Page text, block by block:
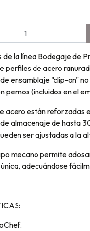
de la línea Bodegaje de
perfiles de acero
ensamblaje "clip-on"
pernos (incluidos en el
acero están reforzadas
almacenaje de hasta
ser ajustadas a la
mecano permite
adecuándose